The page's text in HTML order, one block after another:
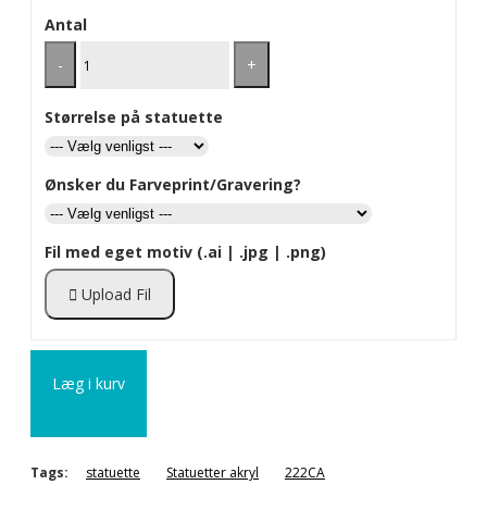
Antal
-
+
Størrelse på statuette
Ønsker du Farveprint/Gravering?
Fil med eget motiv (.ai | .jpg | .png)
Upload Fil
Læg i kurv
Tags: statuette Statuetter akryl 222CA